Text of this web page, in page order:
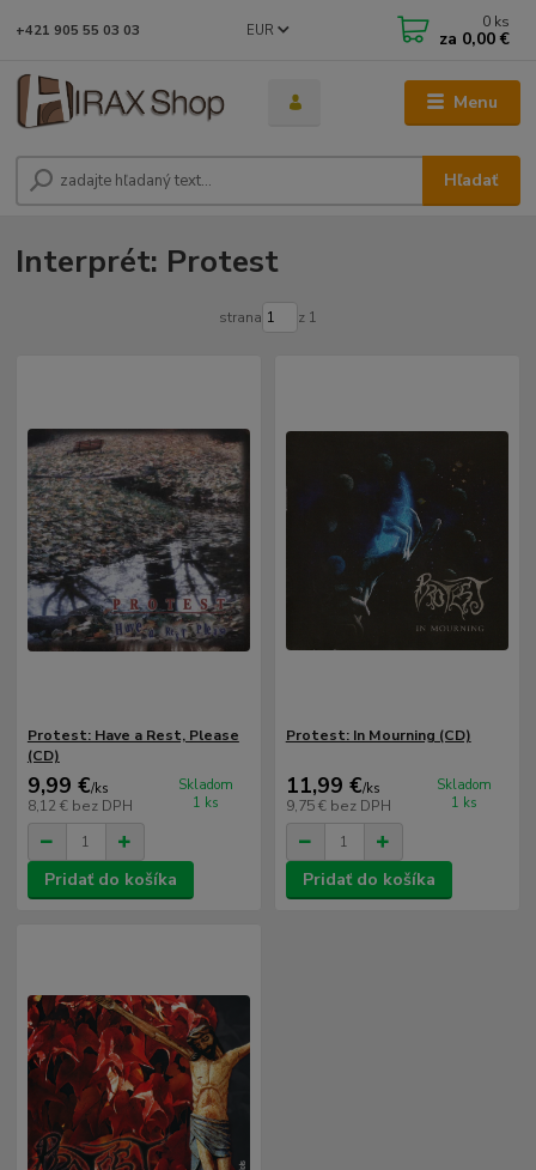
Menu
EUR
Hľadať
+421 905 55 03 03 0 ks
za 0,00 €
Interprét: Protest
strana z 1
Protest: Have a Rest, Please
(CD)
9,99 €/ks
8,12 € bez DPH
Skladom
1 ks
Pridať do košíka
Protest: In Mourning (CD)
11,99 €/ks
9,75 € bez DPH
Skladom
1 ks
Pridať do košíka